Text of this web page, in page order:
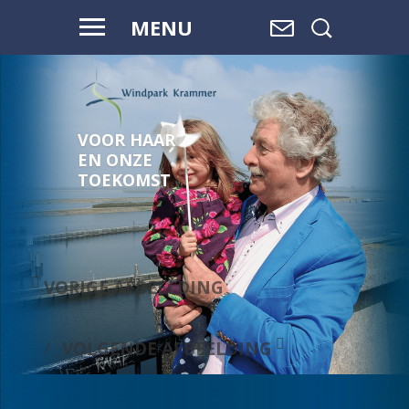
MENU
VOOR HAAR
EN ONZE
TOEKOMST
VORIGE AFBEELDING
VOLGENDE AFBEELDING